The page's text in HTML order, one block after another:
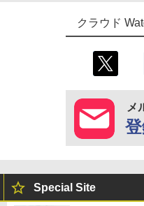
クラウド
メ
Special Site